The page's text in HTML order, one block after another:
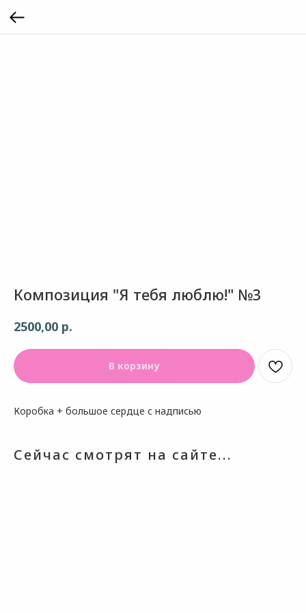
Композиция "Я тебя люблю!" №3
2500,00 р.
В корзину
Коробка + большое сердце с надписью
Сейчас смотрят на сайте...